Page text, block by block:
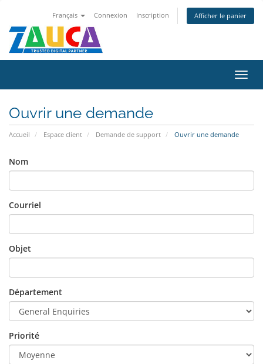
Français Connexion Inscription Afficher le panier
la
Ouvrir une demande
Accueil Espace client Demande de support Ouvrir une demande
Nom
Courriel
Objet
Département
Priorité